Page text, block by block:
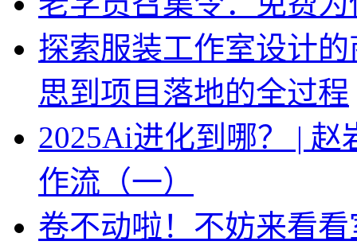
探索服装工作室设计
思到项目落地的全过程
2025Ai进化到哪？ |
作流（一）
卷不动啦！不妨来看